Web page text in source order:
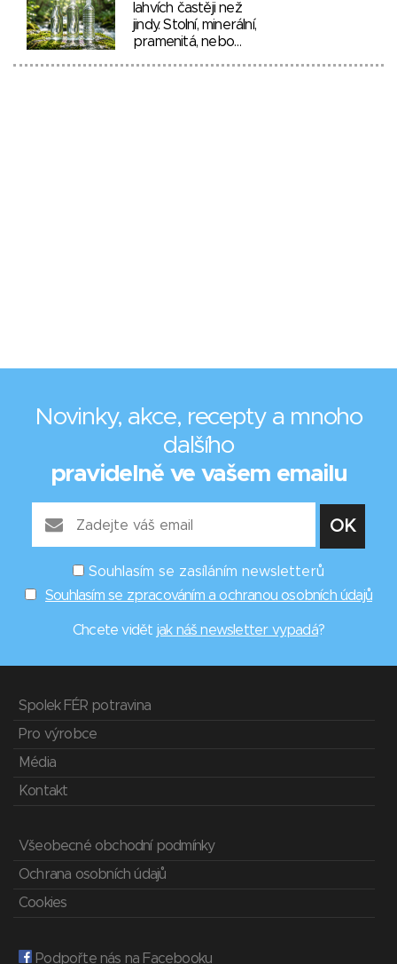
lahvích častěji než
jindy. Stolní, minerální,
pramenitá, nebo…
Novinky, akce, recepty a mnoho
dalšího
pravidelně ve vašem emailu
Souhlasím se zasíláním newsletterů
Souhlasím se zpracováním a ochranou osobních údajů
Chcete vidět jak náš newsletter vypadá?
Spolek FÉR potravina
Pro výrobce
Média
Kontakt
Všeobecné obchodní podmínky
Ochrana osobních údajů
Cookies
Podpořte nás na Facebooku